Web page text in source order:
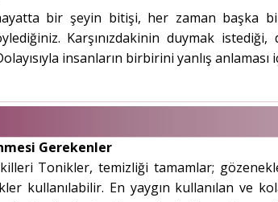
bir şeyin bitişi, her zaman başka
Karşınızdakinin duymak istediği,
insanların birbirini yanlış anlaması
Gerekenler
Tonikler, temizliği tamamlar;
kullanılabilir. En yaygın kullanılan ve